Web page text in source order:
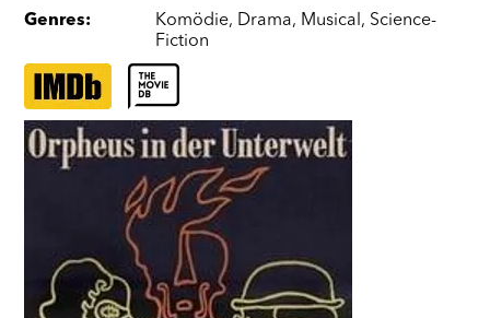
Genres: Komödie, Drama, Musical, Science-
Fiction